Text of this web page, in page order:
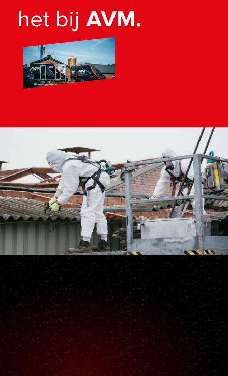
het bij AVM.